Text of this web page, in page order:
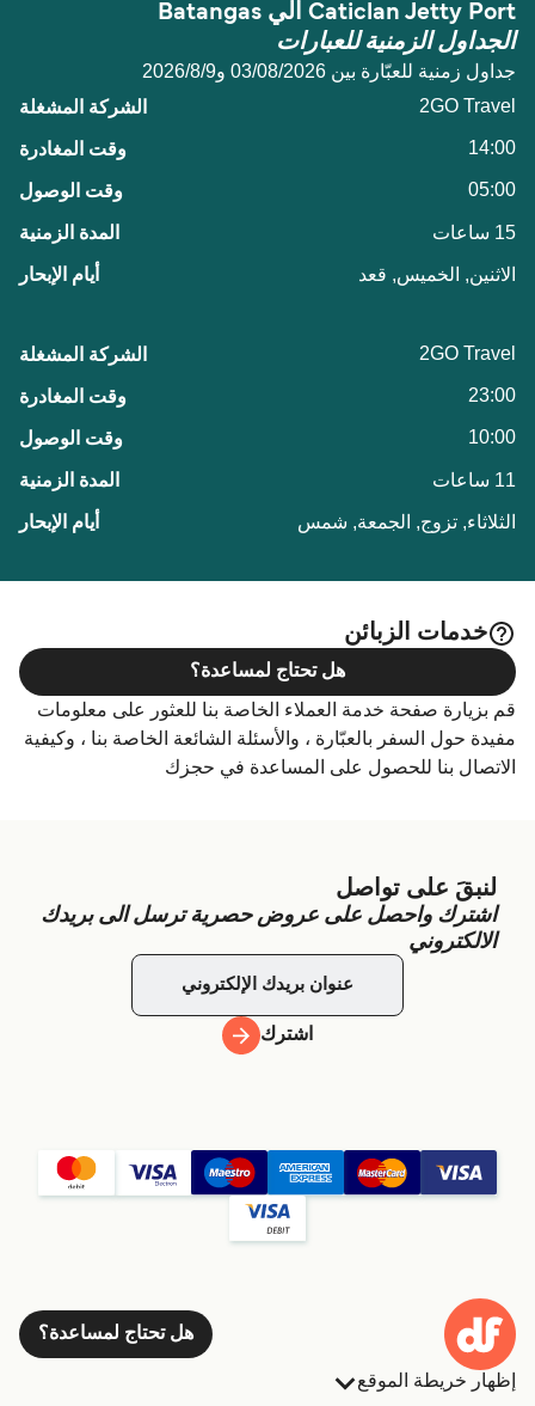
Caticlan Jetty Port الي Batangas
الجداول الزمنية للعبارات
جداول زمنية للعبّارة بين 03/08/2026 و9‏/8‏/2026
2GO Travel
14:00
05:00
15 ساعات
الاثنين, الخميس, قعد
2GO Travel
23:00
10:00
11 ساعات
الثلاثاء, تزوج, الجمعة, شمس
خدمات الزبائن
قم بزيارة صفحة خدمة العملاء الخاصة بنا للعثور على معلومات
مفيدة حول السفر بالعبّارة ، والأسئلة الشائعة الخاصة بنا ، وكيفية
الاتصال بنا للحصول على المساعدة في حجزك
هل تحتاج لمساعدة؟
لنبقَ على تواصل
اشترك واحصل على عروض حصرية ترسل الى بريدك
الالكتروني
اشترك
هل تحتاج لمساعدة؟
إظهار خريطة الموقع